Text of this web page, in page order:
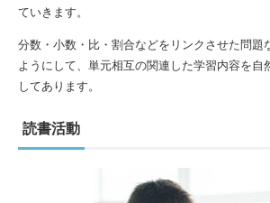
ていきます。
分数・小数・比・割合などをリンクさせた問題
ようにして、単元相互の関連した学習内容を自
してあります。
読書活動